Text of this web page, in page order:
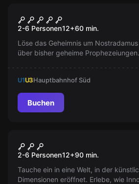
Das Geheimnis um
Nostradamus
2-6 Personen12+60 min.
Löse das Geheimnis um
über bisher geheime
U1U3Hauptbahnhof Süd
Buchen
Neu
al9010
2-6 Personen12+90 min.
Tauche ein in eine Welt, in der
Dimensionen eröffnet. Erlebe, wie